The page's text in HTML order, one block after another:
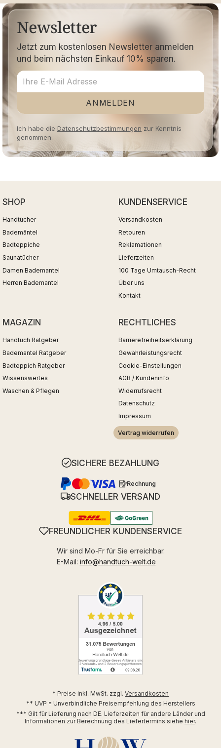
Newsletter
Jetzt zum kostenlosen Newsletter anmelden
und beim nächsten Einkauf 10% sparen.
ANMELDEN
Ich habe die Datenschutzbestimmungen zur Kenntnis
genommen.
SHOP
Handtücher
Bademäntel
Badteppiche
Saunatücher
Damen Bademantel
Herren Bademantel
KUNDENSERVICE
Versandkosten
Retouren
Reklamationen
Lieferzeiten
100 Tage Umtausch-Recht
Über uns
Kontakt
MAGAZIN
Handtuch Ratgeber
Bademantel Ratgeber
Badteppich Ratgeber
Wissenswertes
Waschen & Pflegen
RECHTLICHES
Barrierefreiheitserklärung
Gewährleistungsrecht
Cookie-Einstellungen
AGB / Kundeninfo
Widerrufsrecht
Datenschutz
Impressum
Vertrag widerrufen
SICHERE BEZAHLUNG
Rechnung
SCHNELLER VERSAND
FREUNDLICHER KUNDENSERVICE
Wir sind Mo-Fr für Sie erreichbar.
E-Mail: info@handtuch-welt.de
* Preise inkl. MwSt. zzgl. Versandkosten
** UVP = Unverbindliche Preisempfehlung des Herstellers
*** Gilt für Lieferung nach DE. Lieferzeiten für andere Länder und
Informationen zur Berechnung des Liefertermins siehe hier.